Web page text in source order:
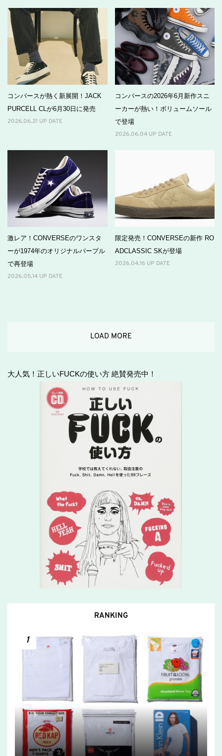
コンバースが熱く新展開！JACK
PURCELL CLが6月30日に発売
2026.06.21 UP DATE
コンバースの2026年6月新作スニ
ーカーが熱い！ボリュームソール
で登場
2026.06.04 UP DATE
激レア！CONVERSEのワンスタ
ーが1974年のオリジナルパープル
で再登場
2026.05.14 UP DATE
限定発売！CONVERSEの新作 RO
ADCLASSIC SKが登場
2026.04.16 UP DATE
LOAD MORE
大人気！正しいFUCKの使い方 絶賛発売中！
RANKING
1